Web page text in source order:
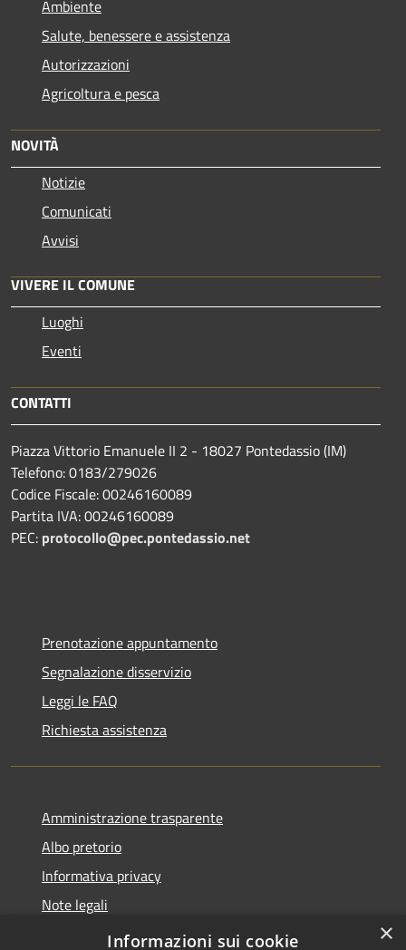
Ambiente
Salute, benessere e assistenza
Autorizzazioni
Agricoltura e pesca
NOVITÀ
Notizie
Comunicati
Avvisi
VIVERE IL COMUNE
Luoghi
Eventi
CONTATTI
Piazza Vittorio Emanuele II 2 - 18027 Pontedassio (IM)
Telefono: 0183/279026
Codice Fiscale: 00246160089
Partita IVA: 00246160089
PEC: protocollo@pec.pontedassio.net
Prenotazione appuntamento
Segnalazione disservizio
Leggi le FAQ
Richiesta assistenza
Amministrazione trasparente
Albo pretorio
Informativa privacy
Note legali
Dichiarazione di accessibilità
×
Informazioni sui cookie